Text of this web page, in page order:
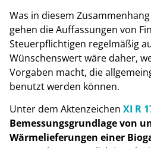
Was in diesem
gehen die Auffassungen von
Steuerpflichtigen regelmäßig
Wünschenswert wäre daher,
Vorgaben macht, die
benutzt werden können.
Unter dem Aktenzeichen XI R
Bemessungsgrundlage von
Wärmelieferungen einer